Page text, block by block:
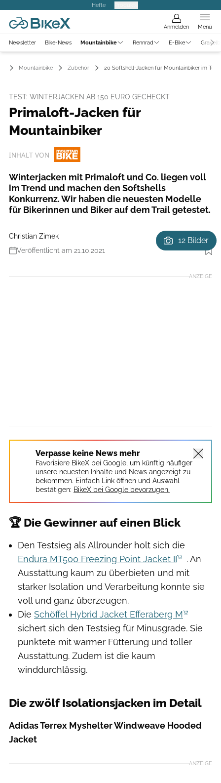
Hefte
Anmelden Menü
Newsletter Bike-News Mountainbike Rennrad E-Bike
Mountainbike Zubehör 20 Softshell-Jacken für Mountainbiker im Test
TEST: WINTERJACKEN AB 150 EURO GECHECKT
Primaloft-Jacken für
Mountainbiker
INHALT VON
Winterjacken mit Primaloft und Co. liegen voll
im Trend und machen den Softshells
Konkurrenz. Wir haben die neuesten Modelle
für Bikerinnen und Biker auf dem Trail getestet.
Christian Zimek
Veröffentlicht am 21.10.2021
Foto: Benjamin Zöller
12 Bilder
ANZEIGE
Verpasse keine News mehr
Favorisiere BikeX bei Google, um künftig häufiger
unsere neuesten Inhalte und News angezeigt zu
bekommen. Einfach Link öffnen und Auswahl
bestätigen: BikeX bei Google bevorzugen.
🏆 Die Gewinner auf einen Blick
Den Testsieg als Allrounder holt sich die
Endura MT500 Freezing Point Jacket II
. An
Ausstattung kaum zu überbieten und mit
starker Isolation und Verarbeitung konnte sie
voll und ganz überzeugen.
Die Schöffel Hybrid Jacket Efferaberg M
sichert sich den Testsieg für Minusgrade. Sie
punktete mit warmer Fütterung und toller
Ausstattung. Zudem ist die kaum
winddurchlässig.
Die zwölf Isolationsjacken im Detail
Adidas Terrex Myshelter Windweave Hooded
Jacket
ANZEIGE